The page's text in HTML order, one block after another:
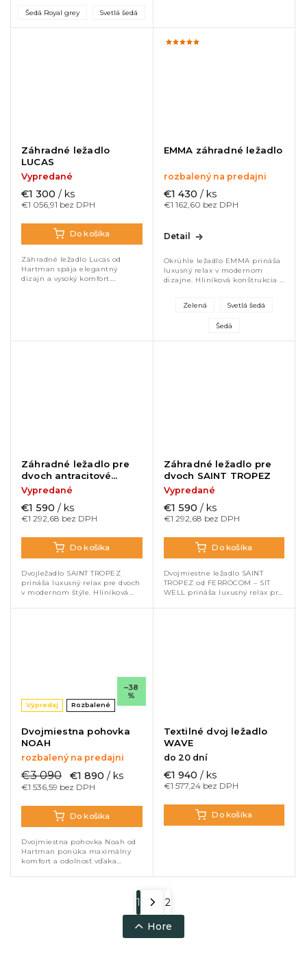
vodeodolný Coutex 2 poťah
zaručujú...
Šedá Royal grey Svetlá šedá
ergonomický...
Záhradné ležadlo
LUCAS
Vypredané
€1 056,91 bez DPH
€1 300 / ks
Do košíka
Záhradné ležadlo Lucas od
Hartman spája elegantný
dizajn a vysoký komfort.
EMMA záhradné ležadlo
rozbalený na predajni
€1 162,60 bez DPH
€1 430 / ks
Detail
Okrúhle ležadlo EMMA prináša
luxusný relax v modernom
dizajne. Hliníková konštrukcia a
životnosť. Priestranný
Zelená Svetlá šedá
Šedá
Záhradné ležadlo pre
dvoch antracitové
SAINT TROPEZ
Vypredané
€1 292,68 bez DPH
€1 590 / ks
Do košíka
Dvojležadlo SAINT TROPEZ
prináša luxusný relax pre dvoch
v modernom štýle. Hliníková
polohovateľné operadlá a
Záhradné ležadlo pre
dvoch SAINT TROPEZ
Vypredané
€1 292,68 bez DPH
€1 590 / ks
Do košíka
Dvojmiestne ležadlo SAINT
TROPEZ od FERROCOM – SIT
WELL prináša luxusný relax pre
Pevný hliníkový rám,
Výpredaj Rozbalené
–38
%
Dvojmiestna pohovka
NOAH
rozbalený na predajni
€1 536,59 bez DPH
€3 090 €1 890 / ks
Do košíka
Dvojmiestna pohovka Noah od
Hartman ponúka maximálny
komfort a odolnosť vďaka
Hliníkový rám a prémiová látka
Textilné dvoj ležadlo
WAVE
do 20 dní
€1 577,24 bez DPH
€1 940 / ks
Do košíka
1
2
Hore